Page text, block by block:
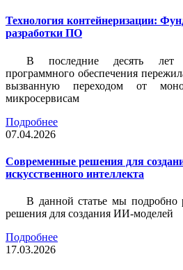
Технология контейнеризации:
разработки ПО
В последние десять лет
программного обеспечения
вызванную переходом от
микросервисам
Подробнее
07.04.2026
Современные решения для
искусственного интеллекта
В данной статье мы подробно
решения для создания ИИ-моделей
Подробнее
17.03.2026